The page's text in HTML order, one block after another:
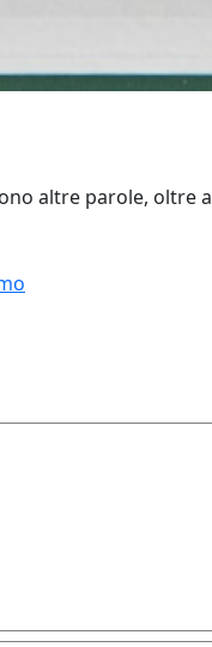
altre parole, oltre a